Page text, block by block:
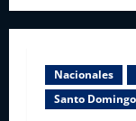
Nacionales
Santo Domingo